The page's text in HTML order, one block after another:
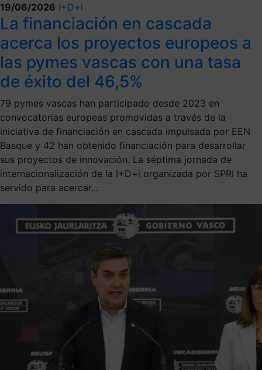
19/06/2026 I+D+i
La financiación en cascada
acerca los proyectos europeos a
las pymes vascas con una tasa
de éxito del 46,5%
79 pymes vascas han participado desde 2023 en
convocatorias europeas promovidas a través de la
iniciativa de financiación en cascada impulsada por EEN
Basque y 42 han obtenido financiación para desarrollar
sus proyectos de innovación. La séptima jornada de
internacionalización de la I+D+i organizada por SPRI ha
servido para acercar...